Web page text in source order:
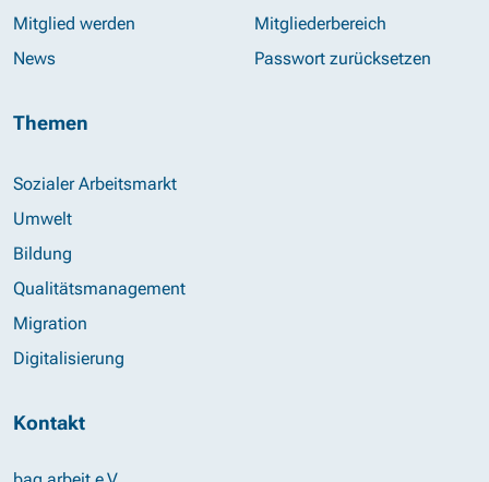
Mitglied werden
News
Mitgliederbereich
Passwort zurücksetzen
Themen
Sozialer Arbeitsmarkt
Umwelt
Bildung
Qualitätsmanagement
Migration
Digitalisierung
Kontakt